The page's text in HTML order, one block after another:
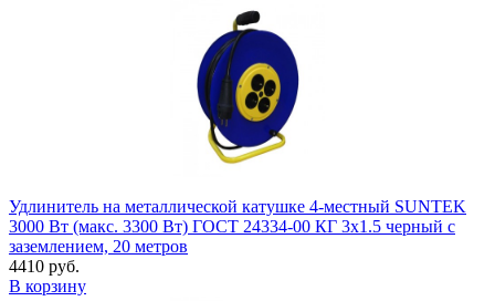
Удлинитель на металлической катушке 4-местный SUNTEK
3000 Вт (макс. 3300 Вт) ГОСТ 24334-00 КГ 3х1.5 черный с
заземлением, 20 метров
4410 руб.
В корзину